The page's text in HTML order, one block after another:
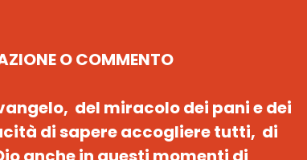
O COMMENTO
del miracolo dei pani e dei
di sapere accogliere tutti, di